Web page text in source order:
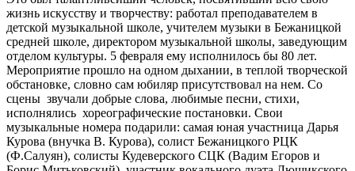
жизнь искусству и творчеству: работал преподавателем в
детской музыкальной школе, учителем музыки в Бежаницкой
средней школе, директором музыкальной школы, заведующим
отделом культуры. 5 февраля ему исполнилось бы 80 лет.
Мероприятие прошло на одном дыхании, в теплой творческой
обстановке, словно сам юбиляр присутствовал на нем. Со
сцены звучали добрые слова, любимые песни, стихи,
исполнялись хореографические постановки. Свои
музыкальные номера подарили: самая юная участница Дарья
Курова (внучка В. Курова), солист Бежаницкого РЦК
(Ф.Салуян), солисты Кудеверского СЦК (Вадим Егоров и